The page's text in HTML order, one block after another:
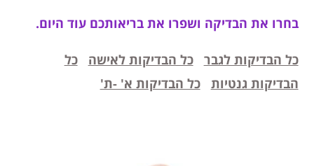
בחרו את הבדיקה ושפרו את בריאותכם עוד היום.
כל הבדיקות לגבר כל הבדיקות לאישה
כל
הבדיקות גנטיות
כל הבדיקות א' -ת'